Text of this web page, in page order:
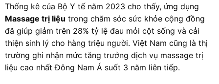
Thống kê của Bộ Y tế năm 2023 cho thấy, ứng dụng
Massage trị liệu trong chăm sóc sức khỏe cộng đồng
đã giúp giảm trên 28% tỷ lệ đau mỏi cột sống và cải
thiện sinh lý cho hàng triệu người. Việt Nam cũng là thị
trường ghi nhận mức tăng trưởng dịch vụ massage trị
liệu cao nhất Đông Nam Á suốt 3 năm liên tiếp.